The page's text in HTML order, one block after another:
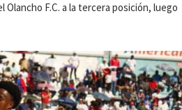
F.C. a la tercera posición, luego